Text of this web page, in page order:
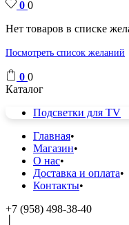
0 0
Нет товаров в списке
Посмотреть список желаний
0 0
Каталог
Подсветки для TV
Главная
Магазин
О нас
Доставка и оплата
Контакты
+7 (958) 498-38-40